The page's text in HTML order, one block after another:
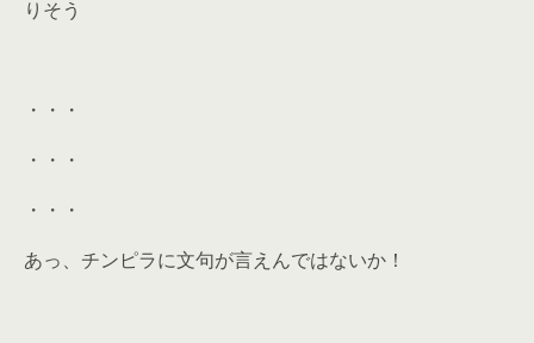
りそう
・・・
・・・
・・・
あっ、チンピラに文句が言えんではないか！